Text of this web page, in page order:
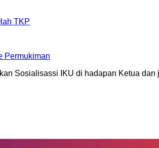
TKP
Permukiman